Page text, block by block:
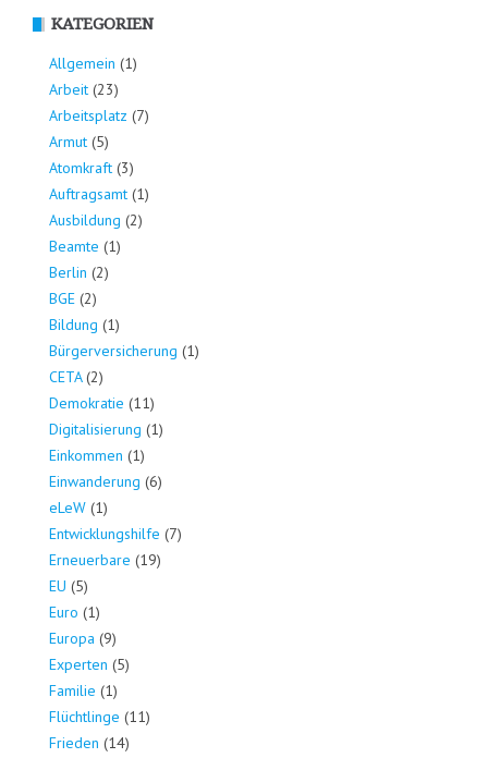
KATEGORIEN
Allgemein (1)
Arbeit (23)
Arbeitsplatz (7)
Armut (5)
Atomkraft (3)
Auftragsamt (1)
Ausbildung (2)
Beamte (1)
Berlin (2)
BGE (2)
Bildung (1)
Bürgerversicherung (1)
CETA(2)
Demokratie (11)
Digitalisierung (1)
Einkommen (1)
Einwanderung (6)
eLeW (1)
Entwicklungshilfe (7)
Erneuerbare (19)
EU (5)
Euro (1)
Europa (9)
Experten (5)
Familie (1)
Flüchtlinge (11)
Frieden (14)